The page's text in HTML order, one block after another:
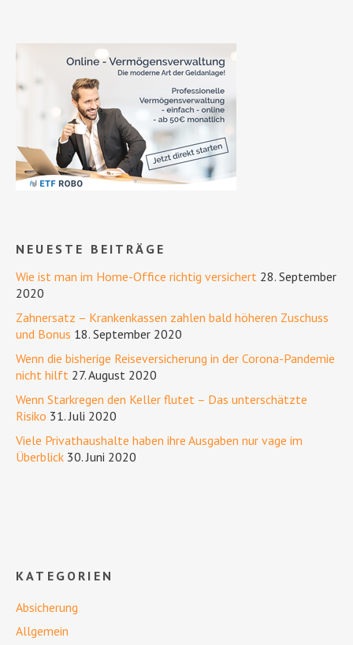
NEUESTE BEITRÄGE
Wie ist man im Home-Office richtig versichert 28. September
2020
Zahnersatz – Krankenkassen zahlen bald höheren Zuschuss
und Bonus 18. September 2020
Wenn die bisherige Reiseversicherung in der Corona-Pandemie
nicht hilft 27. August 2020
Wenn Starkregen den Keller flutet – Das unterschätzte
Risiko 31. Juli 2020
Viele Privathaushalte haben ihre Ausgaben nur vage im
Überblick 30. Juni 2020
KATEGORIEN
Absicherung
Allgemein